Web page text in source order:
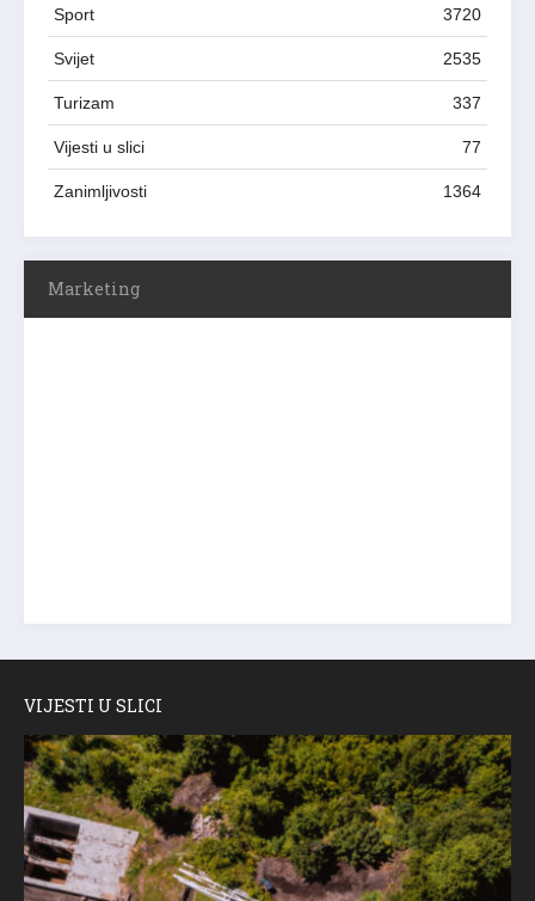
Sport 3720
Svijet 2535
Turizam 337
Vijesti u slici 77
Zanimljivosti 1364
Marketing
VIJESTI U SLICI